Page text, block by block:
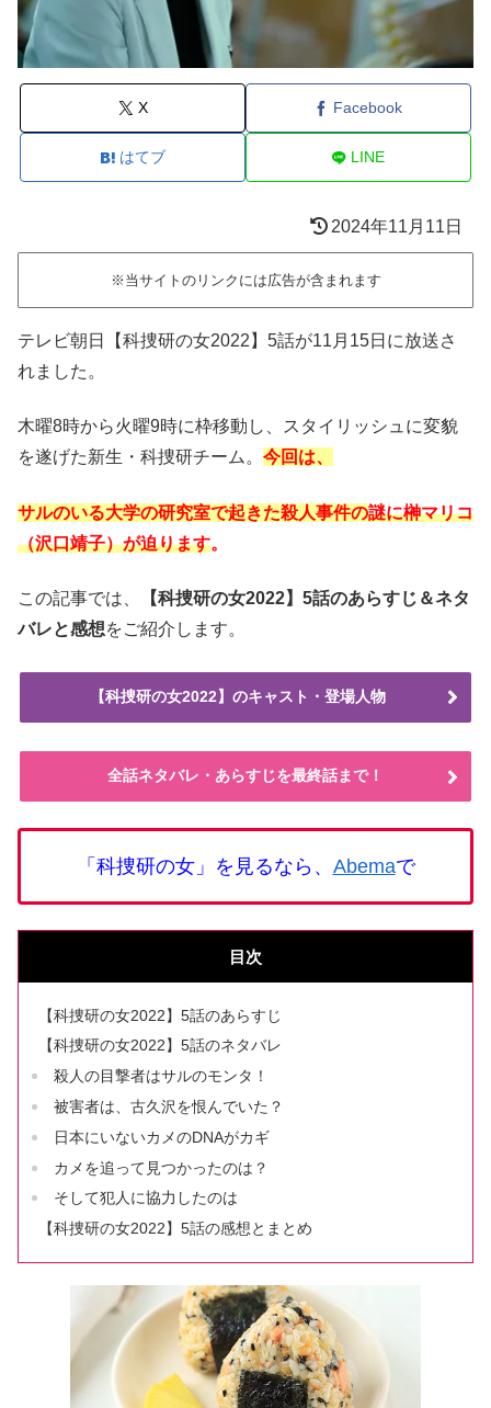
X Facebook
はてブ LINE
2024年11月11日
※当サイトのリンクには広告が含まれます
テレビ朝日【科捜研の女2022】5話が11月15日に放送さ
れました。
木曜8時から火曜9時に枠移動し、スタイリッシュに変貌
を遂げた新生・科捜研チーム。 今回は、
サルのいる大学の研究室で起きた殺人事件の謎に榊マリコ
（沢口靖子）が迫ります。
この記事では、
【科捜研の女2022】5話のあらすじ＆ネタ
バレと感想をご紹介します。
【科捜研の女2022】のキャスト・登場人物
全話ネタバレ・あらすじを最終話まで！
「科捜研の女」を見るなら、 Abemaで
目次
【科捜研の女2022】5話のあらすじ
【科捜研の女2022】5話のネタバレ
殺人の目撃者はサルのモンタ！
被害者は、古久沢を恨んでいた？
日本にいないカメのDNAがカギ
カメを追って見つかったのは？
そして犯人に協力したのは
【科捜研の女2022】5話の感想とまとめ